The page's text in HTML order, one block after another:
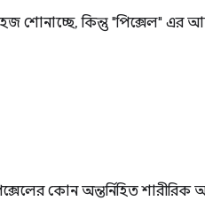
শোনাচ্ছে, কিন্তু "পিক্সেল" এর
কোন অন্তর্নিহিত